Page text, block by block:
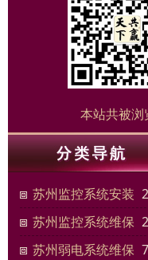
本站共被浏
苏州监控系统安装
苏州监控系统维保
苏州弱电系统维保